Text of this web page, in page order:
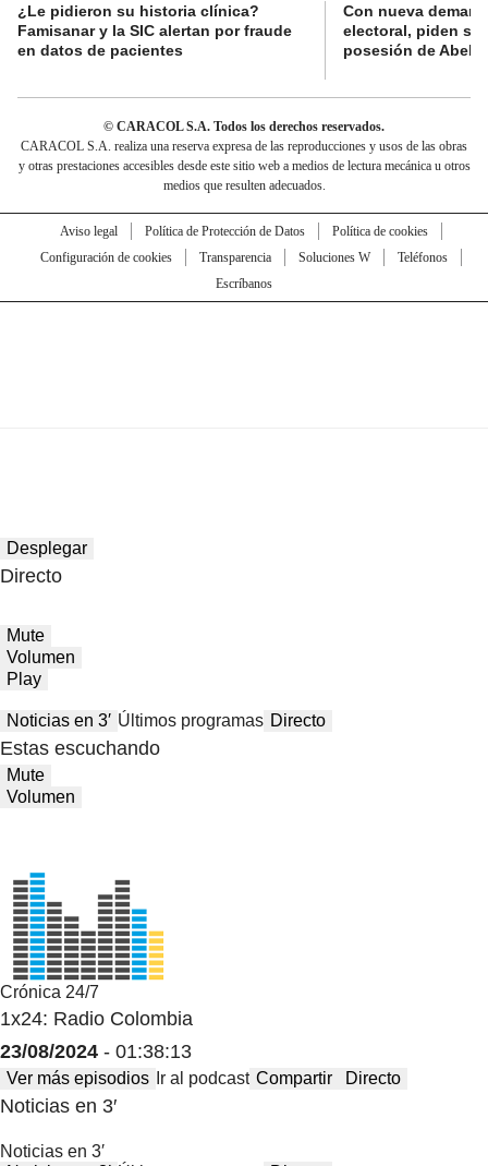
¿Le pidieron su historia clínica?
Famisanar y la SIC alertan por fraude
en datos de pacientes
Con nueva
electoral, piden
posesión de
© CARACOL S.A. Todos los derechos reservados.
CARACOL S.A. realiza una reserva expresa de las reproducciones y usos de las obras
y otras prestaciones accesibles desde este sitio web a medios de lectura mecánica u otros
medios que resulten adecuados.
Aviso legal Política de Protección de Datos
Política de cookies
Configuración de cookies
Transparencia Soluciones W
Teléfonos
Escríbanos
Desplegar
Directo
Mute
Volumen
Play
Noticias en 3′ Últimos programas Directo
Estas escuchando
Mute
Volumen
Crónica 24/7
1x24: Radio Colombia
23/08/2024 - 01:38:13
Ver más episodios Ir al podcast Compartir Directo
Noticias en 3′
Noticias en 3′